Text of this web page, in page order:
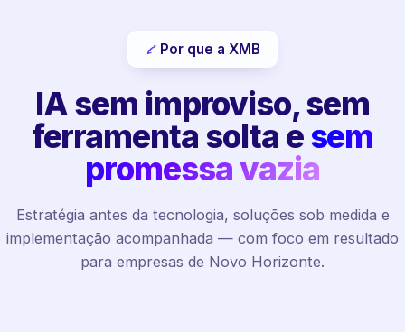
Por que a XMB
IA sem improviso, sem
ferramenta solta esem
promessa vazia
Estratégia antes da tecnologia, soluções sob medida e
implementação acompanhada — com foco em resultado
para empresas de Novo Horizonte.